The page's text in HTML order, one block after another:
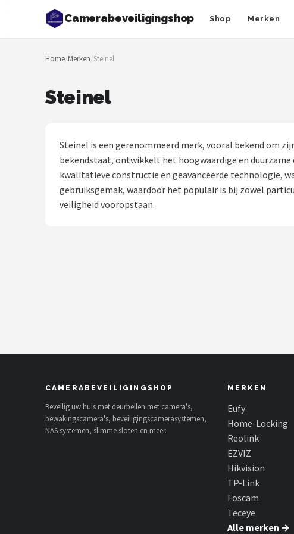
Camerabeveiligingshop Shop Merken
Zoeken
NAVIGATIE
Beveiligingscamera's
Camera Deurbellen
EZVIZ
Hikvision
Home/Merken/Steinel
Steinel
Steinel is een gerenommeerd merk, vooral bekend om
bekendstaat, ontwikkelt het hoogwaardige en
kwalitatieve constructie en geavanceerde technologie,
gebruiksgemak, waardoor het populair is bij zowel
veiligheid vooropstaan.
CAMERABEVEILIGINGSHOP
Beveilig uw huis met deurbellen met camera's,
bewakingscamera's, beveiligingscamerasystemen,
NAS systemen, slimme sloten en meer.
MERKEN
Eufy
Home-Locking
Reolink
EZVIZ
Hikvision
TP-Link
Foscam
Teceye
Alle merken →